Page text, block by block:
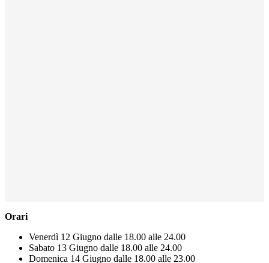
Orari
Venerdì 12 Giugno dalle 18.00 alle 24.00
Sabato 13 Giugno dalle 18.00 alle 24.00
Domenica 14 Giugno dalle 18.00 alle 23.00